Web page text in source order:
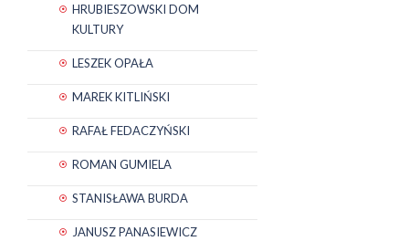
HRUBIESZOWSKI DOM
KULTURY
LESZEK OPAŁA
MAREK KITLIŃSKI
RAFAŁ FEDACZYŃSKI
ROMAN GUMIELA
STANISŁAWA BURDA
JANUSZ PANASIEWICZ